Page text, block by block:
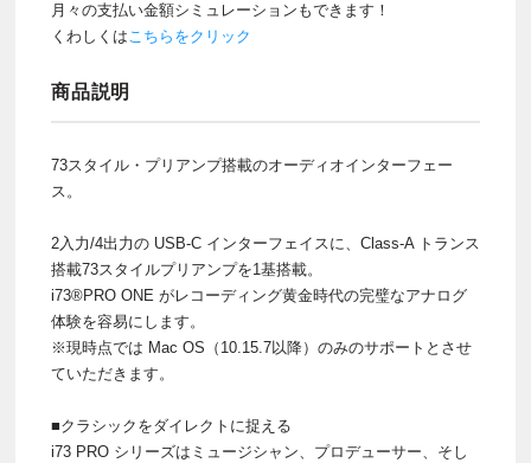
月々の支払い金額シミュレーションもできます！
くわしくはこちらをクリック
商品説明
73スタイル・プリアンプ搭載のオーディオインターフェー
ス。
2入力/4出力の USB-C インターフェイスに、Class-A トランス
搭載73スタイルプリアンプを1基搭載。
i73®PRO ONE がレコーディング黄金時代の完璧なアナログ
体験を容易にします。
※現時点では Mac OS（10.15.7以降）のみのサポートとさせ
ていただきます。
■クラシックをダイレクトに捉える
i73 PRO シリーズはミュージシャン、プロデューサー、そし